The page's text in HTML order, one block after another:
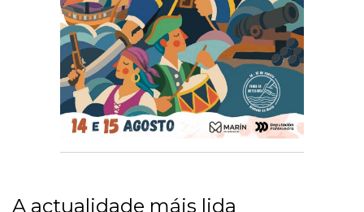
A actualidade máis lida